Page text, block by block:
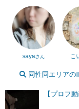
sayaさん こ
同性同エリアの
【プロフ